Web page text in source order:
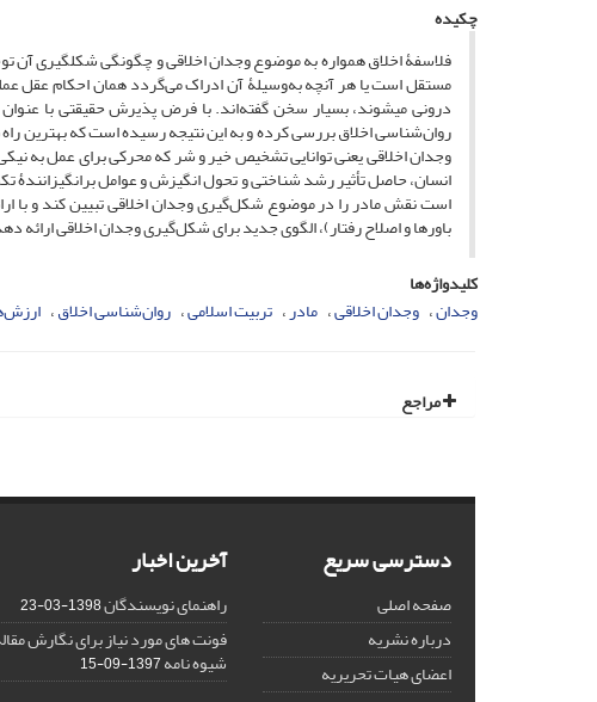
چکیده
فلاسفۀ اخلاق همواره به موضوع وجدان اخلاقی و چگونگی شکل‏گیری آن
مستقل است یا هر آنچه به‌وسیلۀ آن ادراک می‌گردد همان احکام عقل
درونی می‏شوند، بسیار سخن گفته‌اند. با فرض پذیرش حقیقتی با عنوان
روان‌شناسی اخلاق بررسی کرده و به این نتیجه رسیده است که بهترین
وجدان اخلاقی یعنی توانایی تشخیص خیر و شر که محرکی برای عمل به
انسان، حاصل تأثیر رشد شناختی و تحول انگیزش و عوامل برانگیزانندۀ
است نقش مادر را در موضوع شکل‌گیری وجدان اخلاقی تبیین کند و با
باورها و اصلاح رفتار)، الگوی جدید برای شکل‌گیری وجدان اخلاقی ارائه
کلیدواژه‌ها
وجدان وجدان اخلاقی مادر تربیت اسلامی روان‌شناسی اخلاق
مراجع
دسترسی سریع
صفحه اصلی
درباره نشریه
اعضای هیات تحریریه
آخرین اخبار
راهنمای نویسندگان1398-03-23
فونت های مورد نیاز برای نگارش
شیوه نامه1397-09-15